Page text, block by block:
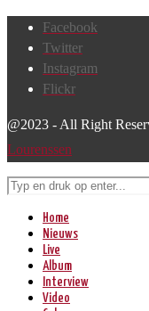
Facebook
Twitter
Instagram
Flickr
@2023 - All Right
Lourenssen
Home
Nieuws
Live
Album
Interview
Video